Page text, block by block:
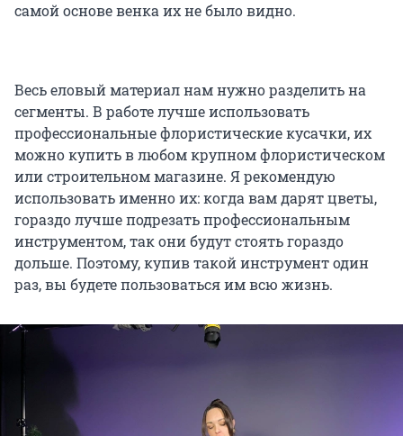
самой основе венка их не было видно.
Весь еловый материал нам нужно разделить на
сегменты. В работе лучше использовать
профессиональные флористические кусачки, их
можно купить в любом крупном флористическом
или строительном магазине. Я рекомендую
использовать именно их: когда вам дарят цветы,
гораздо лучше подрезать профессиональным
инструментом, так они будут стоять гораздо
дольше. Поэтому, купив такой инструмент один
раз, вы будете пользоваться им всю жизнь.